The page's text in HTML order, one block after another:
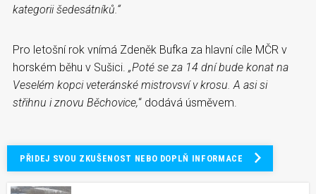
kategorii šedesátníků.“
Pro letošní rok vnímá Zdeněk Bufka za hlavní cíle MČR v
horském běhu v Sušici. „Poté se za 14 dní bude konat na
Veselém kopci veteránské mistrovsví v krosu. A asi si
střihnu i znovu Běchovice,“ dodává úsměvem.
PŘIDEJ SVOU ZKUŠENOST NEBO DOPLŇ INFORMACE